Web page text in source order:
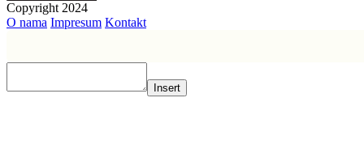
Copyright 2024
O nama Impresum Kontakt
Insert